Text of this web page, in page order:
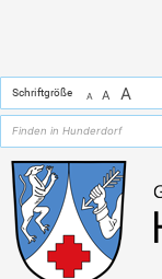
Schriftgröße A A A